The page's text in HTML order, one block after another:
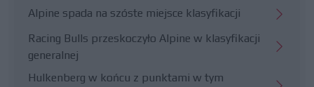
Alpine spada na szóste miejsce klasyfikacji
Racing Bulls przeskoczyło Alpine w klasyfikacji
generalnej
Hulkenberg w końcu z punktami w tym